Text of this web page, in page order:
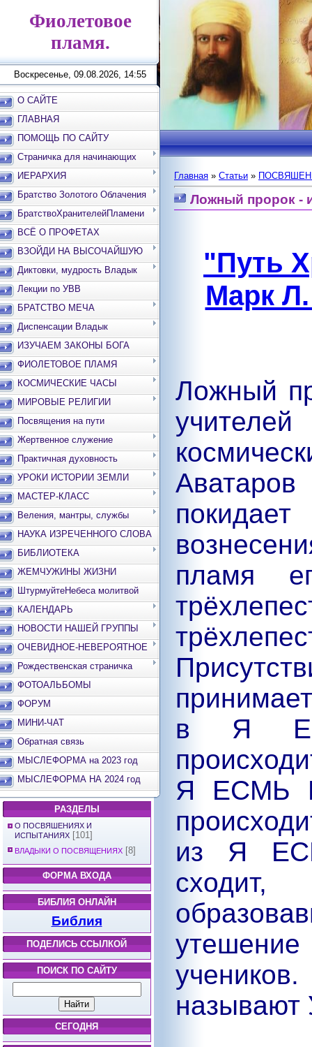
Фиолетовое
пламя.
Воскресенье, 09.08.2026, 14:55
О САЙТЕ
ГЛАВНАЯ
ПОМОЩЬ ПО САЙТУ
Страничка для начинающих
ИЕРАРХИЯ
Братство Золотого Облачения
БратствоХранителейПламени
ВСЁ О ПРОФЕТАХ
ВЗОЙДИ НА ВЫСОЧАЙШУЮ
ВЕРШИНУ
Диктовки, мудрость Владык
Лекции по УВВ
БРАТСТВО МЕЧА
Диспенсации Владык
ИЗУЧАЕМ ЗАКОНЫ БОГА
ФИОЛЕТОВОЕ ПЛАМЯ
КОСМИЧЕСКИЕ ЧАСЫ
МИРОВЫЕ РЕЛИГИИ
Посвящения на пути
Жертвенное служение
Практичная духовность
УРОКИ ИСТОРИИ ЗЕМЛИ
МАСТЕР-КЛАСС
Веления, мантры, службы
НАУКА ИЗРЕЧЕННОГО СЛОВА
БИБЛИОТЕКА
ЖЕМЧУЖИНЫ ЖИЗНИ
ШтурмуйтеНебеса молитвой
КАЛЕНДАРЬ
НОВОСТИ НАШЕЙ ГРУППЫ
ОЧЕВИДНОЕ-НЕВЕРОЯТНОЕ
Рождественская страничка
ФОТОАЛЬБОМЫ
ФОРУМ
МИНИ-ЧАТ
Обратная связь
МЫСЛЕФОРМА на 2023 год
МЫСЛЕФОРМА НА 2024 год
РАЗДЕЛЫ
О ПОСВЯШЕНИЯХ И
ИСПЫТАНИЯХ [101]
ВЛАДЫКИ О ПОСВЯЩЕНИЯХ [8]
ФОРМА ВХОДА
БИБЛИЯ ОНЛАЙН
Библия
ПОДЕЛИСЬ ССЫЛКОЙ
ПОИСК ПО САЙТУ
СЕГОДНЯ
Главная » Статьи »
Ложный пророк -
"Путь
Марк
Ложный
пламя
в Я
Я ЕСМЬ
из Я
называют